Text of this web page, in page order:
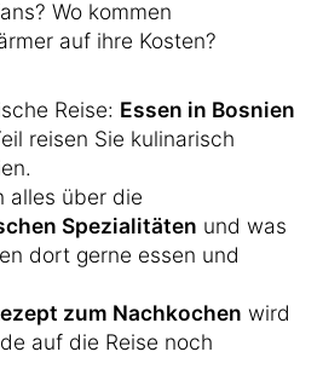
Wo kommen
auf ihre Kosten?
Reise: Essen in Bosnien
reisen Sie kulinarisch
alles über die
Spezialitäten und was
dort gerne essen und
zum Nachkochen wird
auf die Reise noch